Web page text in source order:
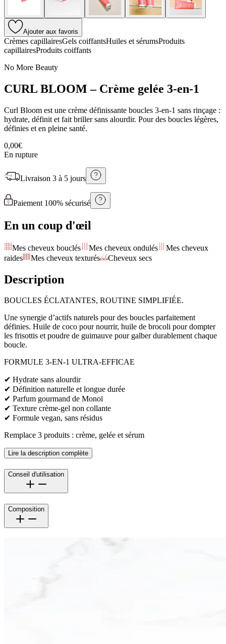
Ajouter aux favoris
Crèmes capillairesGels coiffantsHuiles et sérumsProduits
capillairesProduits coiffants
No More Beauty
CURL BLOOM – Crème gelée 3-en-1
Curl Bloom est une crème définissante boucles 3-en-1 sans rinçage :
hydrate, définit et fait briller sans alourdir. Pour des boucles légères,
définies et en pleine santé.
0,00€
En rupture
Livraison 3 à 5 jours
Paiement 100% sécurisé
En un coup d'œil
Mes cheveux bouclés Mes cheveux ondulés
Mes cheveux
raides
Mes cheveux texturés Cheveux secs
Description
BOUCLES ÉCLATANTES, ROUTINE SIMPLIFIÉE.
Une synergie d’actifs naturels pour des boucles parfaitement
définies. Huile de coco pour nourrir, huile de brocoli pour dompter
les frisottis et poudre de guimauve pour galber durablement chaque
boucle.
FORMULE 3-EN-1 ULTRA-EFFICAE
✔ Hydrate sans alourdir
✔ Définition naturelle et longue durée
✔ Parfum gourmand de Monoï
✔ Texture crème-gel non collante
✔ Formule vegan, sans résidus
Remplace 3 produits : crème, gelée et sérum
Lire la description complète
Conseil d'utilisation
Composition